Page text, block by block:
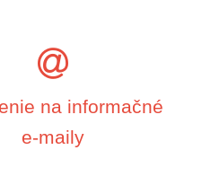
na informačné
e-maily